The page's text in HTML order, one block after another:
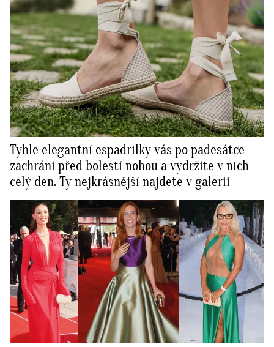
Tyhle elegantní espadrilky vás po padesátce
zachrání před bolestí nohou a vydržíte v nich
celý den. Ty nejkrásnější najdete v galerii